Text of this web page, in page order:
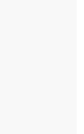
제품을 이용하면 대부분
레이어 사용을 권장드리
에도 동일한 오류가 발
깨끗하지 않은 경우가
이 있는 경우에는 불량으
장생 왕의 남자